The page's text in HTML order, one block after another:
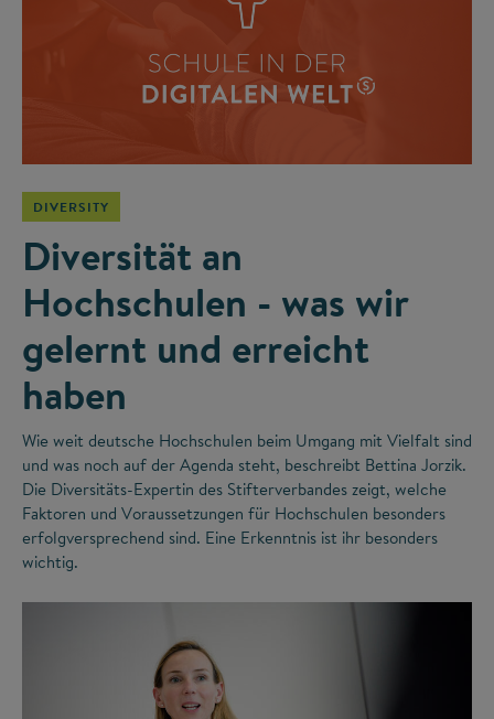
DIVERSITY
Diversität an
Hochschulen - was wir
gelernt und erreicht
haben
Wie weit deutsche Hochschulen beim Umgang mit Vielfalt sind
und was noch auf der Agenda steht, beschreibt Bettina Jorzik.
Die Diversitäts-Expertin des Stifterverbandes zeigt, welche
Faktoren und Voraussetzungen für Hochschulen besonders
erfolgversprechend sind. Eine Erkenntnis ist ihr besonders
wichtig.